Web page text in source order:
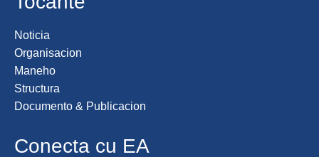
Noticia
Organisacion
Maneho
Structura
Documento & Publicacion
Conecta cu EA